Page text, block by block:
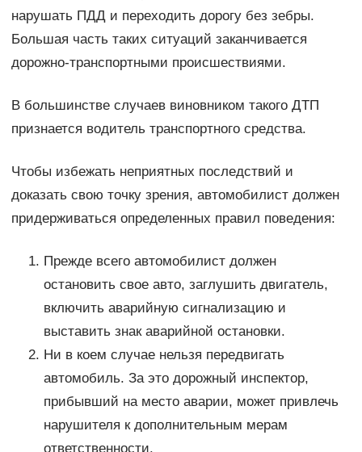
нарушать ПДД и переходить дорогу без зебры.
Большая часть таких ситуаций заканчивается
дорожно-транспортными происшествиями.
В большинстве случаев виновником такого ДТП
признается водитель транспортного средства.
Чтобы избежать неприятных последствий и
доказать свою точку зрения, автомобилист должен
придерживаться определенных правил поведения:
Прежде всего автомобилист должен
остановить свое авто, заглушить двигатель,
включить аварийную сигнализацию и
выставить знак аварийной остановки.
Ни в коем случае нельзя передвигать
автомобиль. За это дорожный инспектор,
прибывший на место аварии, может привлечь
нарушителя к дополнительным мерам
ответственности.